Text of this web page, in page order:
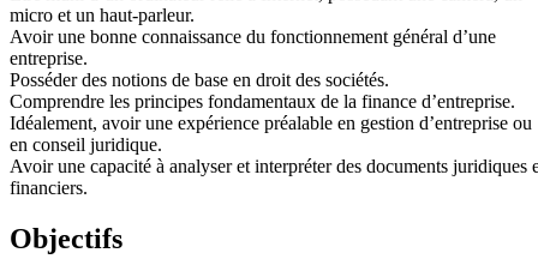
micro et un haut-parleur.
Avoir une bonne connaissance du fonctionnement général d’une
entreprise.
Posséder des notions de base en droit des sociétés.
Comprendre les principes fondamentaux de la finance d’entreprise.
Idéalement, avoir une expérience préalable en gestion d’entreprise ou
en conseil juridique.
Avoir une capacité à analyser et interpréter des documents juridiques
financiers.
Objectifs